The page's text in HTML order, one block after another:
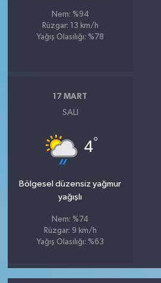
Nem: %94
Rüzgar: 13 km/h
Yağış Olasılığı: %78
17 MART
SALI
4°
Bölgesel düzensiz yağmur
yağışlı
Nem: %74
Rüzgar: 9 km/h
Yağış Olasılığı: %63